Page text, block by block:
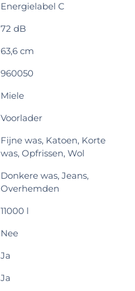
Energielabel C
72 dB
63,6 cm
960050
Miele
Voorlader
Fijne was, Katoen, Korte
was, Opfrissen, Wol
Donkere was, Jeans,
Overhemden
11000 l
Nee
Ja
Ja